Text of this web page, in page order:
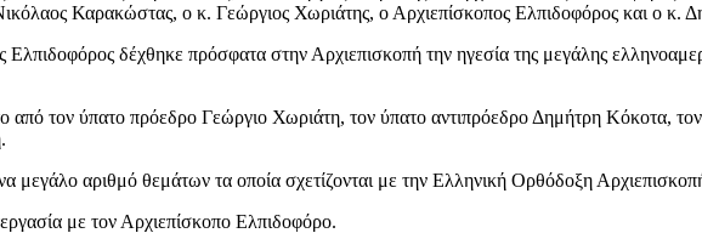
Καρακώστας, ο κ. Γεώργιος Χωριάτης, ο Αρχιεπίσκοπος Ελπιδοφόρος και ο
δέχθηκε πρόσφατα στην Αρχιεπισκοπή την ηγεσία της μεγάλης
από τον ύπατο πρόεδρο Γεώργιο Χωριάτη, τον ύπατο αντιπρόεδρο Δημήτρη Κόκοτα,
μεγάλο αριθμό θεμάτων τα οποία σχετίζονται με την Ελληνική Ορθόδοξη
με τον Αρχιεπίσκοπο Ελπιδοφόρο.